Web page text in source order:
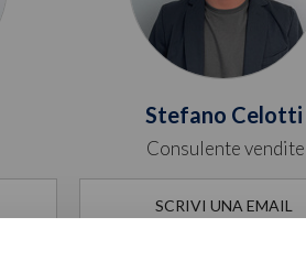
Stefano Celotti
Consulente vendite
SCRIVI UNA EMAIL